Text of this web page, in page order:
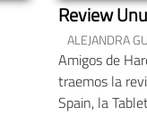
Review
ALEJANDRA
Amigos de
traemos la
Spain, la